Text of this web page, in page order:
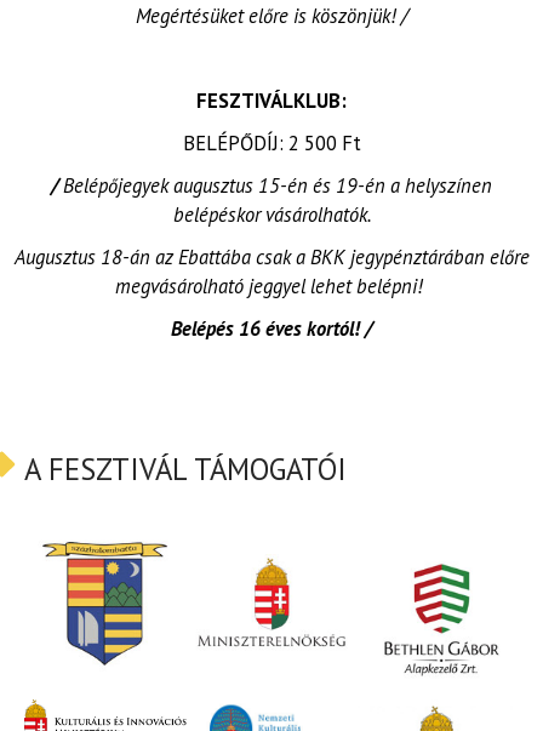
Megértésüket előre is köszönjük! /
FESZTIVÁLKLUB:
BELÉPŐDÍJ: 2 500 Ft
/Belépőjegyek augusztus 15-én és 19-én a helyszínen
belépéskor vásárolhatók.
Augusztus 18-án az Ebattába csak a BKK jegypénztárában előre
megvásárolható jeggyel lehet belépni!
Belépés 16 éves kortól! /
A FESZTIVÁL TÁMOGATÓI